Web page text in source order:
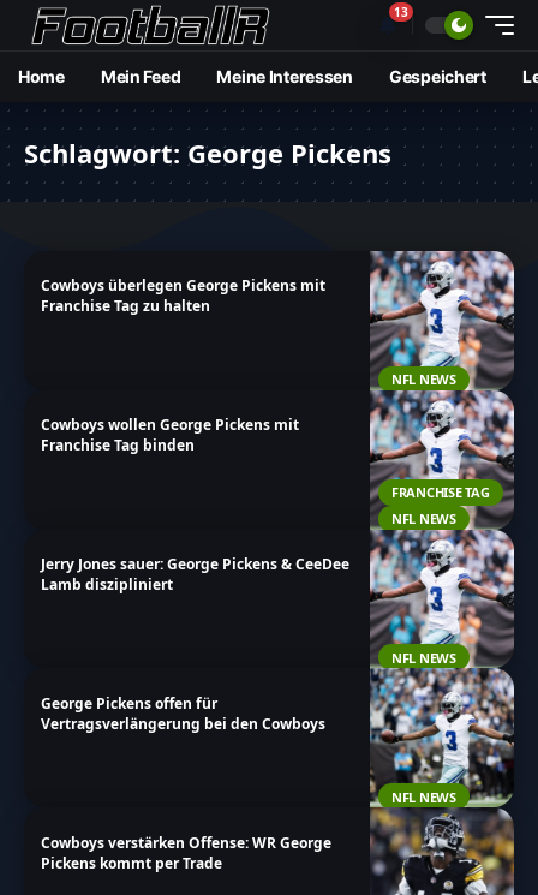
🔔13
Home Mein Feed Meine Interessen Gespeichert
Schlagwort: George Pickens
NFL NEWS
Cowboys überlegen George Pickens mit
Franchise Tag zu halten
FRANCHISE TAG
NFL NEWS
Cowboys wollen George Pickens mit
Franchise Tag binden
NFL NEWS
Jerry Jones sauer: George Pickens & CeeDee
Lamb diszipliniert
NFL NEWS
George Pickens offen für
Vertragsverlängerung bei den Cowboys
Cowboys verstärken Offense: WR George
Pickens kommt per Trade